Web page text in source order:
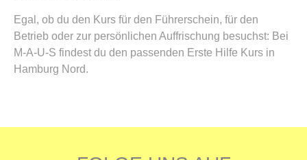
Egal, ob du den Kurs für den Führerschein, für den
Betrieb oder zur persönlichen Auffrischung besuchst: Bei
M-A-U-S findest du den passenden Erste Hilfe Kurs in
Hamburg Nord.